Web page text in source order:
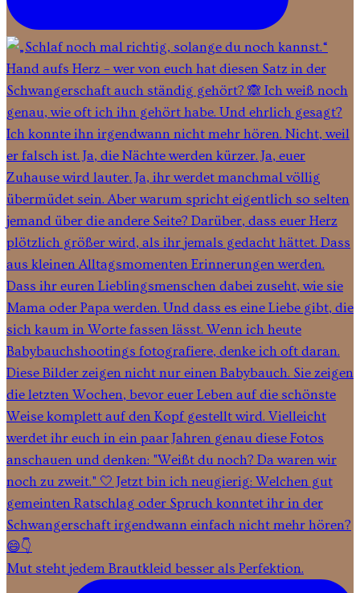
Mut steht jedem Brautkleid besser als Perfektion.